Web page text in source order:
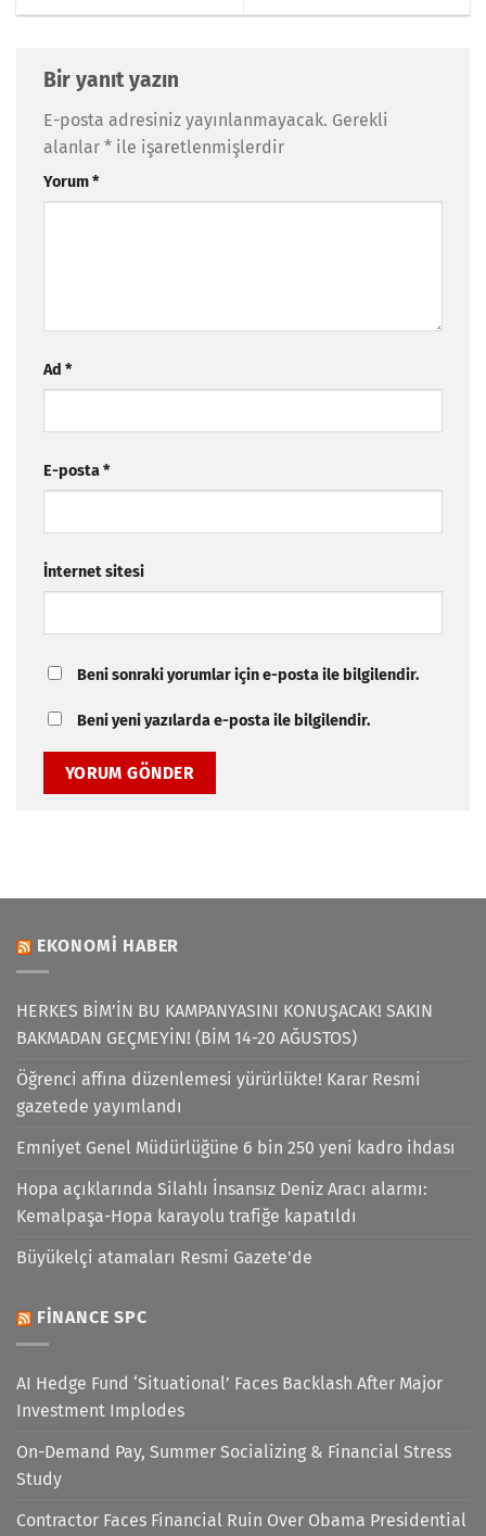
Bir yanıt yazın
E-posta adresiniz yayınlanmayacak. Gerekli
alanlar * ile işaretlenmişlerdir
Yorum*
Ad *
E-posta*
İnternet sitesi
Beni sonraki yorumlar için e-posta ile bilgilendir.
Beni yeni yazılarda e-posta ile bilgilendir.
EKONOMI HABER
HERKES BİM’İN BU KAMPANYASINI KONUŞACAK! SAKIN
BAKMADAN GEÇMEYİN! (BİM 14-20 AĞUSTOS)
Öğrenci affına düzenlemesi yürürlükte! Karar Resmi
gazetede yayımlandı
Emniyet Genel Müdürlüğüne 6 bin 250 yeni kadro ihdası
Hopa açıklarında Silahlı İnsansız Deniz Aracı alarmı:
Kemalpaşa-Hopa karayolu trafiğe kapatıldı
Büyükelçi atamaları Resmi Gazete'de
FINANCE SPC
AI Hedge Fund ‘Situational’ Faces Backlash After Major
Investment Implodes
On-Demand Pay, Summer Socializing & Financial Stress
Study
Contractor Faces Financial Ruin Over Obama Presidential